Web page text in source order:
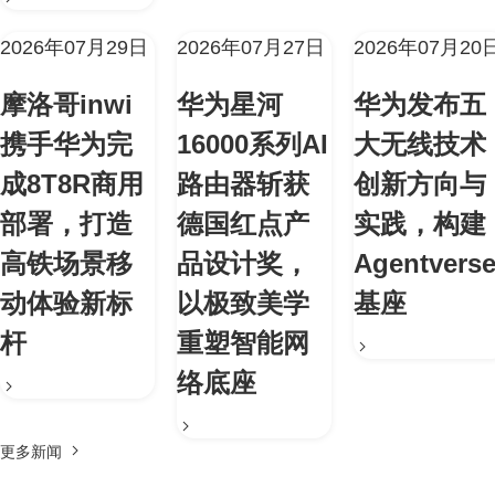
2026年07月29日
摩洛哥inwi
携手华为完
成8T8R商用
部署，打造
高铁场景移
动体验新标
杆
2026年07月27日
华为星河
16000系列AI
路由器斩获
德国红点产
品设计奖，
以极致美学
重塑智能网
络底座
2026年07月20
华为发布五
大无线技术
创新方向与
实践，构建
Agentverse
基座
更多新闻